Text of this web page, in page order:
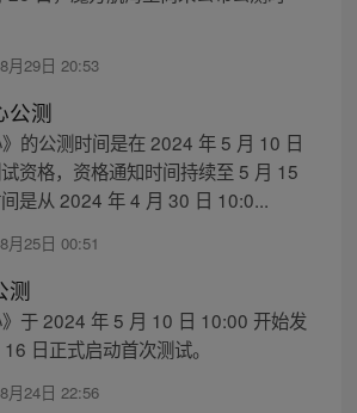
月29日 20:53
公测
》的公测时间是在 2024 年 5 月 10 日
资格，资格通知时间持续至 5 月 15
是从 2024 年 4 月 30 日 10:0...
月25日 00:51
测
》于 2024 年 5 月 10 日 10:00 开始发
日正式启动首次测试。
月24日 22:56